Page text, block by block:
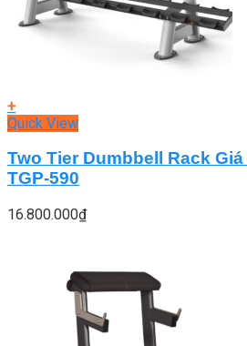
+
Quick View
Two Tier Dumbbell Rack Giá
TGP-590
16.800.000₫